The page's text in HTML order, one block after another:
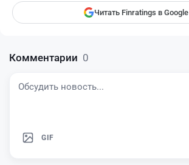
Читать Finratings в Google
Комментарии 0
GIF